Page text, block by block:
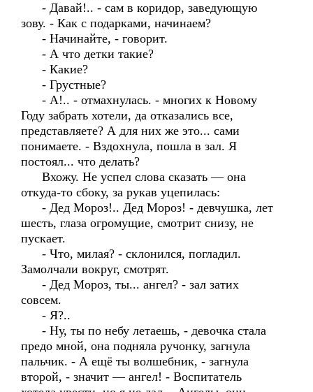
- Давай!.. - сам в коридор, заведующую
зову. - Как с подарками, начинаем?
- Начинайте, - говорит.
- А что детки такие?
- Какие?
- Грустные?
- А!.. - отмахнулась. - многих к Новому
Году забрать хотели, да отказались все,
представляете? А для них же это... сами
понимаете. - Вздохнула, пошла в зал. Я
постоял... что делать?
Вхожу. Не успел слова сказать — она
откуда-то сбоку, за рукав уцепилась:
- Дед Мороз!.. Дед Мороз! - девчушка, лет
шесть, глаза огромущие, смотрит снизу, не
пускает.
- Что, милая? - склонился, погладил.
Замолчали вокруг, смотрят.
- Дед Мороз, ты... ангел? - зал затих
совсем.
- Я?..
- Ну, ты по небу летаешь, - девочка стала
предо мной, она подняла ручонку, загнула
пальчик. - А ещё ты волшебник, - загнула
второй, - значит — ангел! - Воспитатель